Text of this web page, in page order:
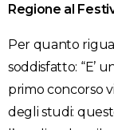
Regione al
Per quanto
soddisfatto: “E’
primo concorso
degli studi: